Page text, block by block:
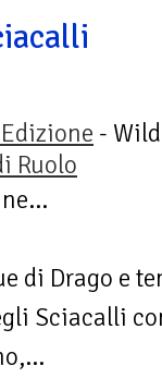
-
Ruolo
di Drago e
Sciacalli